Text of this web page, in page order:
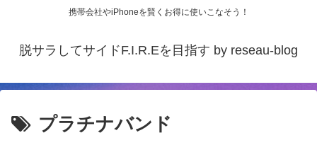
携帯会社やiPhoneを賢くお得に使いこなそう！
脱サラしてサイドF.I.R.Eを目指す by reseau-blog
プラチナバンド